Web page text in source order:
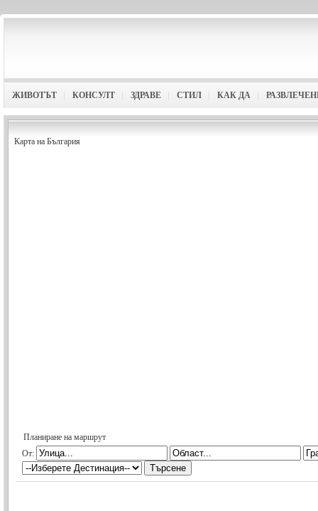
ЖИВОТЪТ КОНСУЛТ ЗДРАВЕ СТИЛ КАК ДА
Карта на България
Планиране на маршрут
От: